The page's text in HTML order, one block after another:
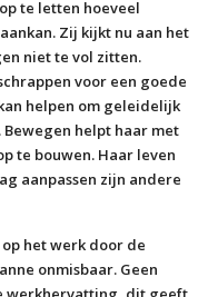
te letten hoeveel
Zij kijkt nu aan het
niet te vol zitten.
voor een goede
helpen om geleidelijk
helpt haar met
te bouwen. Haar leven
aanpassen zijn andere
het werk door de
onmisbaar. Geen